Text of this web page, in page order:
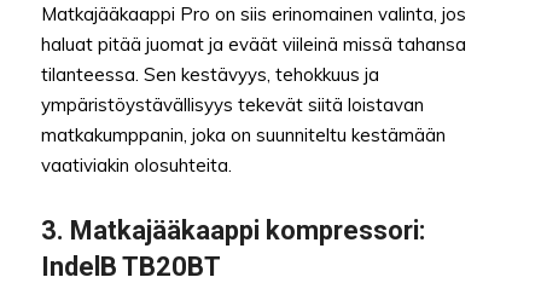
Matkajääkaappi Pro on siis erinomainen valinta, jos
haluat pitää juomat ja eväät viileinä missä tahansa
tilanteessa. Sen kestävyys, tehokkuus ja
ympäristöystävällisyys tekevät siitä loistavan
matkakumppanin, joka on suunniteltu kestämään
vaativiakin olosuhteita.
3. Matkajääkaappi kompressori:
IndelB TB20BT